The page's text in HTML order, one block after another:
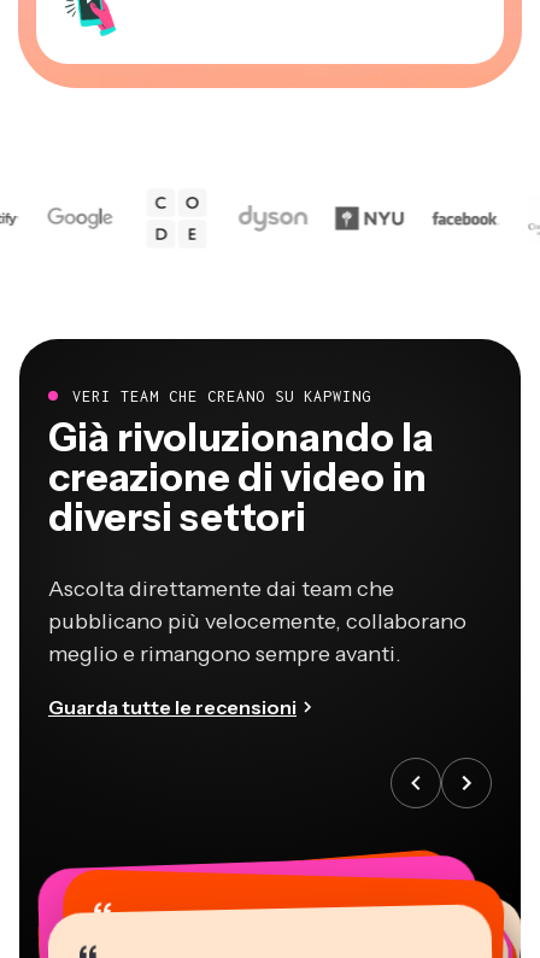
VERI TEAM CHE CREANO SU KAPWING
Già rivoluzionando la
creazione di video in
diversi settori
Ascolta direttamente dai team che
pubblicano più velocemente, collaborano
meglio e rimangono sempre avanti.
Guarda tutte le recensioni
“
“
“
“
“